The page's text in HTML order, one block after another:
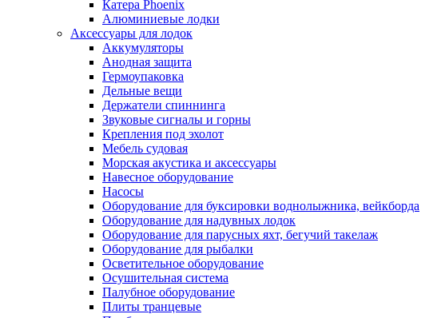
Катера Phoenix
Алюминиевые лодки
Аксессуары для лодок
Аккумуляторы
Анодная защита
Гермоупаковка
Дельные вещи
Держатели спиннинга
Звуковые сигналы и горны
Крепления под эхолот
Мебель судовая
Морская акустика и аксессуары
Навесное оборудование
Насосы
Оборудование для буксировки воднолыжника, вейкборда
Оборудование для надувных лодок
Оборудование для парусных яхт, бегучий такелаж
Оборудование для рыбалки
Осветительное оборудование
Осушительная система
Палубное оборудование
Плиты транцевые